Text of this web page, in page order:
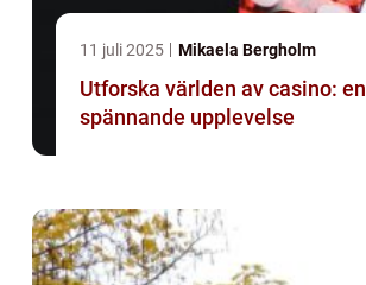
11 juli 2025 Mikaela Bergholm
Utforska världen av casino: en
spännande upplevelse